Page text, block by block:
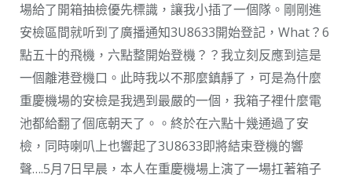
場給了開箱抽檢優先標識，讓我小插了一個隊。剛剛進
安檢區間就听到了廣播通知3U8633開始登記，What？6
點五十的飛機，六點整開始登機？？我立刻反應到這是
一個離港登機口。此時我以不那麼鎮靜了，可是為什麼
重慶機場的安檢是我遇到最嚴的一個，我箱子裡什麼電
池都給翻了個底朝天了。。終於在六點十幾通過了安
檢，同時喇叭上也響起了3U8633即將結束登機的響
聲….5月7日早晨，本人在重慶機場上演了一場扛著箱子